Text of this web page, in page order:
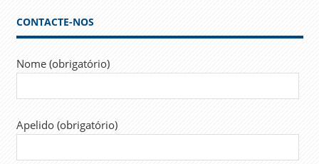
CONTACTE-NOS
Nome (obrigatório)
Apelido (obrigatório)